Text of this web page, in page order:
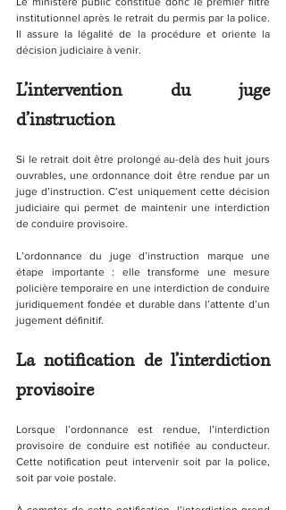
institutionnel après le retrait du permis par la police.
Il assure la légalité de la procédure et oriente la
décision judiciaire à venir.
L’intervention du juge
d’instruction
Si le retrait doit être prolongé au-delà des huit jours
ouvrables, une ordonnance doit être rendue par un
juge d’instruction. C’est uniquement cette décision
judiciaire qui permet de maintenir une interdiction
de conduire provisoire.
L’ordonnance du juge d’instruction marque une
étape importante : elle transforme une mesure
policière temporaire en une interdiction de conduire
juridiquement fondée et durable dans l’attente d’un
jugement définitif.
La notification de l’interdiction
provisoire
Lorsque l’ordonnance est rendue, l’interdiction
provisoire de conduire est notifiée au conducteur.
Cette notification peut intervenir soit par la police,
soit par voie postale.